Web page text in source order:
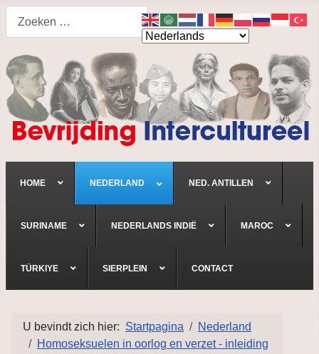
HOME NEDERLAND NED. ANTILLEN
SURINAME NEDERLANDS INDIË MAROC
TÜRKIYE SIERPLEIN CONTACT
U bevindt zich hier: Startpagina
Nederland
Homoseksuelen in oorlog en verzet - inleiding